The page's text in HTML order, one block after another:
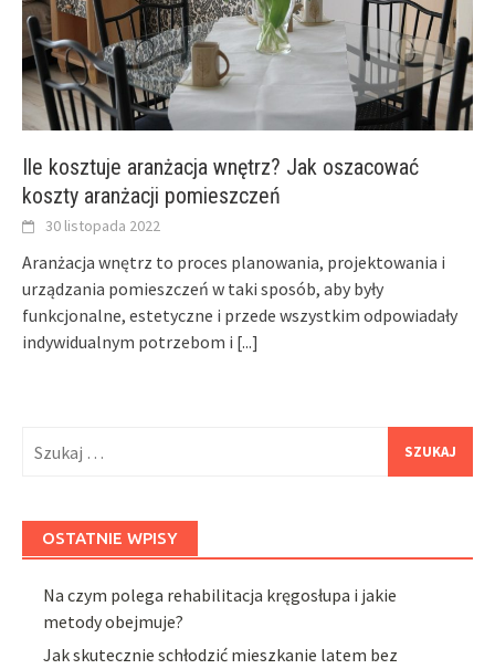
Ile kosztuje aranżacja wnętrz? Jak oszacować
koszty aranżacji pomieszczeń
30 listopada 2022
Aranżacja wnętrz to proces planowania, projektowania i
urządzania pomieszczeń w taki sposób, aby były
funkcjonalne, estetyczne i przede wszystkim odpowiadały
indywidualnym potrzebom i [...]
OSTATNIE WPISY
Na czym polega rehabilitacja kręgosłupa i jakie
metody obejmuje?
Jak skutecznie schłodzić mieszkanie latem bez